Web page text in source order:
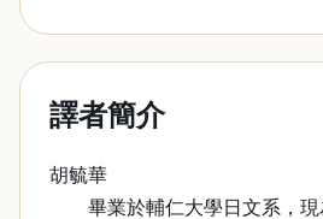
譯者簡介
胡毓華
畢業於輔仁大學日文系，現